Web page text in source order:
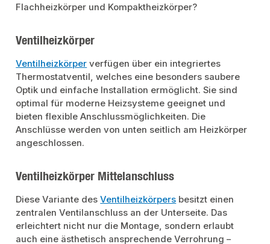
Flachheizkörper und Kompaktheizkörper?
Ventilheizkörper
Ventilheizkörper verfügen über ein integriertes
Thermostatventil, welches eine besonders saubere
Optik und einfache Installation ermöglicht. Sie sind
optimal für moderne Heizsysteme geeignet und
bieten flexible Anschlussmöglichkeiten. Die
Anschlüsse werden von unten seitlich am Heizkörper
angeschlossen.
Ventilheizkörper Mittelanschluss
Diese Variante desVentilheizkörpers besitzt einen
zentralen Ventilanschluss an der Unterseite. Das
erleichtert nicht nur die Montage, sondern erlaubt
auch eine ästhetisch ansprechende Verrohrung –